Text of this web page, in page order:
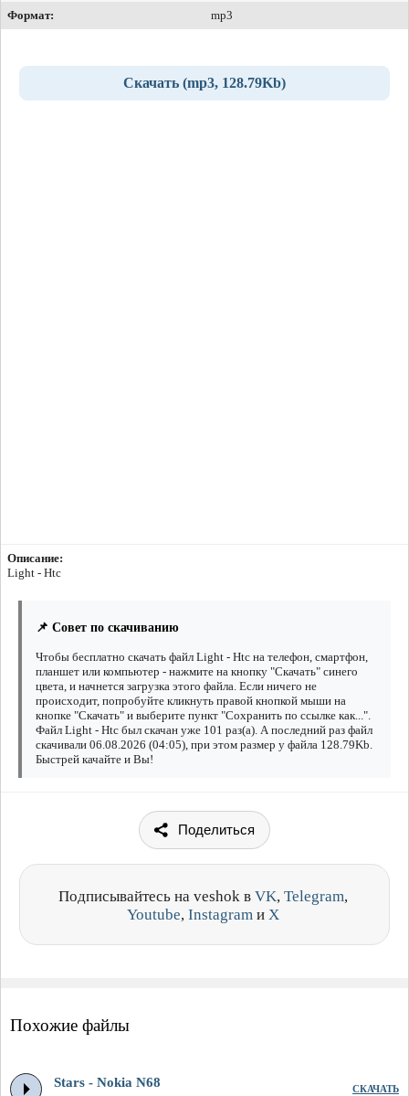
Формат:
mp3
Скачать (mp3, 128.79Kb)
Описание:
Light - Htc
📌 Совет по скачиванию
Чтобы бесплатно скачать файл Light - Htc на телефон, смартфон,
планшет или компьютер - нажмите на кнопку "Скачать" синего
цвета, и начнется загрузка этого файла. Если ничего не
происходит, попробуйте кликнуть правой кнопкой мыши на
кнопке "Скачать" и выберите пункт "Сохранить по ссылке как...".
Файл Light - Htc был скачан уже 101 раз(а). А последний раз файл
скачивали 06.08.2026 (04:05), при этом размер у файла 128.79Kb.
Быстрей качайте и Вы!
Поделиться
Подписывайтесь на veshok в VK, Telegram,
Youtube, Instagram и X
Похожие файлы
Stars - Nokia N68 СКАЧАТЬ